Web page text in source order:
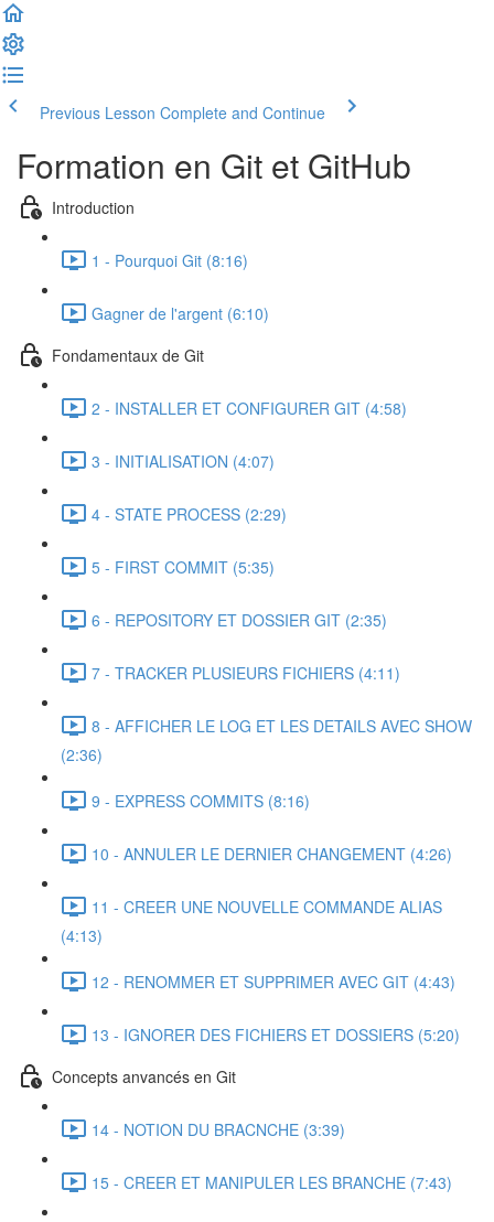
Previous Lesson Complete and Continue
Formation en Git et GitHub
Introduction
1 - Pourquoi Git (8:16)
Gagner de l'argent (6:10)
Fondamentaux de Git
2 - INSTALLER ET CONFIGURER GIT (4:58)
3 - INITIALISATION (4:07)
4 - STATE PROCESS (2:29)
5 - FIRST COMMIT (5:35)
6 - REPOSITORY ET DOSSIER GIT (2:35)
7 - TRACKER PLUSIEURS FICHIERS (4:11)
8 - AFFICHER LE LOG ET LES DETAILS AVEC SHOW
(2:36)
9 - EXPRESS COMMITS (8:16)
10 - ANNULER LE DERNIER CHANGEMENT (4:26)
11 - CREER UNE NOUVELLE COMMANDE ALIAS
(4:13)
12 - RENOMMER ET SUPPRIMER AVEC GIT (4:43)
13 - IGNORER DES FICHIERS ET DOSSIERS (5:20)
Concepts anvancés en Git
14 - NOTION DU BRACNCHE (3:39)
15 - CREER ET MANIPULER LES BRANCHE (7:43)